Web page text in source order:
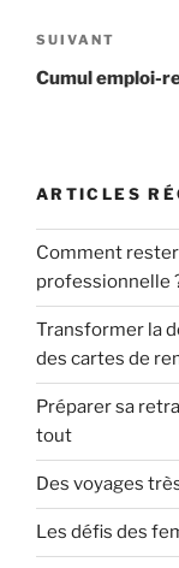
Article
suivant
SUIVANT
Cumul emploi-
ARTICLES
Comment
professionnelle
Transformer la
des cartes de
Préparer sa
tout
Des voyages
Les défis des